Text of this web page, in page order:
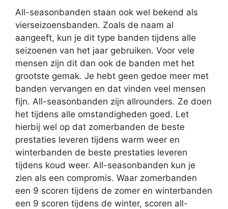
All-seasonbanden staan ook wel bekend als
vierseizoensbanden. Zoals de naam al
aangeeft, kun je dit type banden tijdens alle
seizoenen van het jaar gebruiken. Voor vele
mensen zijn dit dan ook de banden met het
grootste gemak. Je hebt geen gedoe meer met
banden vervangen en dat vinden veel mensen
fijn. All-seasonbanden zijn allrounders. Ze doen
het tijdens alle omstandigheden goed. Let
hierbij wel op dat zomerbanden de beste
prestaties leveren tijdens warm weer en
winterbanden de beste prestaties leveren
tijdens koud weer. All-seasonbanden kun je
zien als een compromis. Waar zomerbanden
een 9 scoren tijdens de zomer en winterbanden
een 9 scoren tijdens de winter, scoren all-